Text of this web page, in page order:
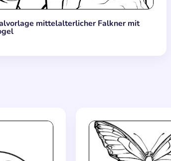
mittelalterlicher Falkner mit